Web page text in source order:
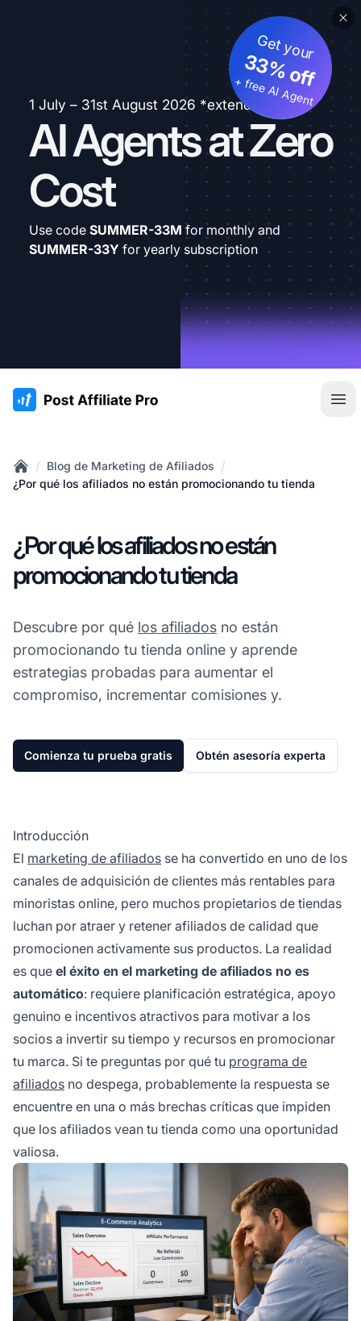
1 July – 31st August 2026 *extended
AI Agents at Zero
Cost
Get your
33% off
+ free AI Agent
Use code SUMMER-33M for monthly and
SUMMER-33Y for yearly subscription
:site.title
Home
/ Blog de Marketing de Afiliados /
¿Por qué los afiliados no están promocionando tu tienda
¿Por qué los afiliados no están
promocionando tu tienda
Descubre por qué los afiliados no están
promocionando tu tienda online y aprende
estrategias probadas para aumentar el
compromiso, incrementar comisiones y.
Comienza tu prueba gratis Obtén asesoría experta
Introducción
El marketing de afiliados se ha convertido en uno de los
canales de adquisición de clientes más rentables para
minoristas online, pero muchos propietarios de tiendas
luchan por atraer y retener afiliados de calidad que
promocionen activamente sus productos. La realidad
es que el éxito en el marketing de afiliados no es
automático: requiere planificación estratégica, apoyo
genuino e incentivos atractivos para motivar a los
socios a invertir su tiempo y recursos en promocionar
tu marca. Si te preguntas por qué tu programa de
afiliados no despega, probablemente la respuesta se
encuentre en una o más brechas críticas que impiden
que los afiliados vean tu tienda como una oportunidad
valiosa.